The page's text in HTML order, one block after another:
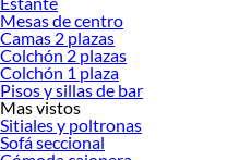
Mesas de centro
Camas 2 plazas
Colchón 2 plazas
Colchón 1 plaza
Pisos y sillas de bar
Mas vistos
Sitiales y poltronas
Sofá seccional